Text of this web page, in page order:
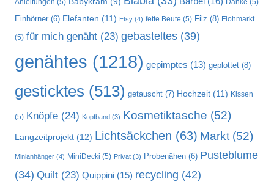
Einhörner (6) Elefanten (11) Etsy (4) fette Beute (5) Filz (8) Flohmarkt
(5) für mich genäht (23) gebasteltes (39)
genähtes (1218) gepimptes (13) geplottet (8)
gesticktes (513) getauscht (7) Hochzeit (11) Kissen
(5) Knöpfe (24) Kopfband (3) Kosmetiktasche (52)
Langzeitprojekt (12) Lichtsäckchen (63) Markt (52)
Minianhänger (4) MiniDecki (5) Privat (3) Probenähen (6) Pusteblume
(34) Quilt (23) Quippini (15) recycling (42)